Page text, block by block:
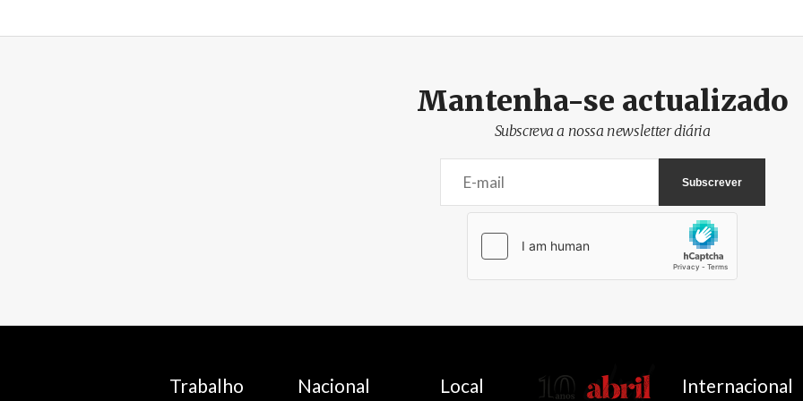
Mantenha-se actualizado
Subscreva a nossa newsletter diária
Trabalho Nacional Local AbrilAbril Internacional